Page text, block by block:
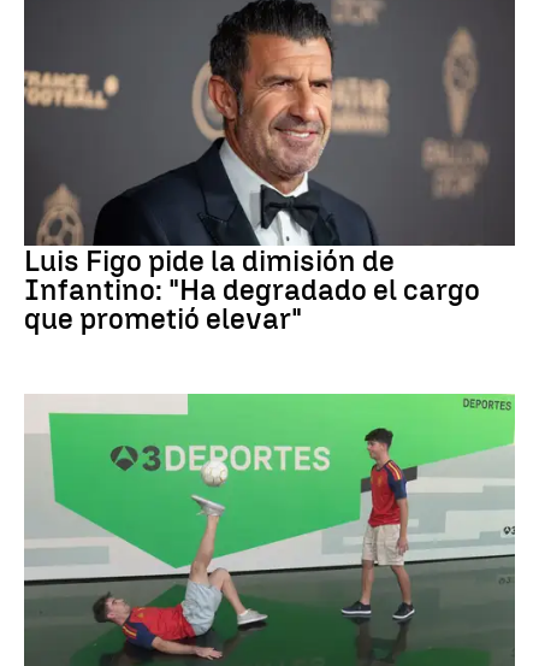
FIFA
Luis Figo pide la dimisión de
Infantino: "Ha degradado el cargo
que prometió elevar"